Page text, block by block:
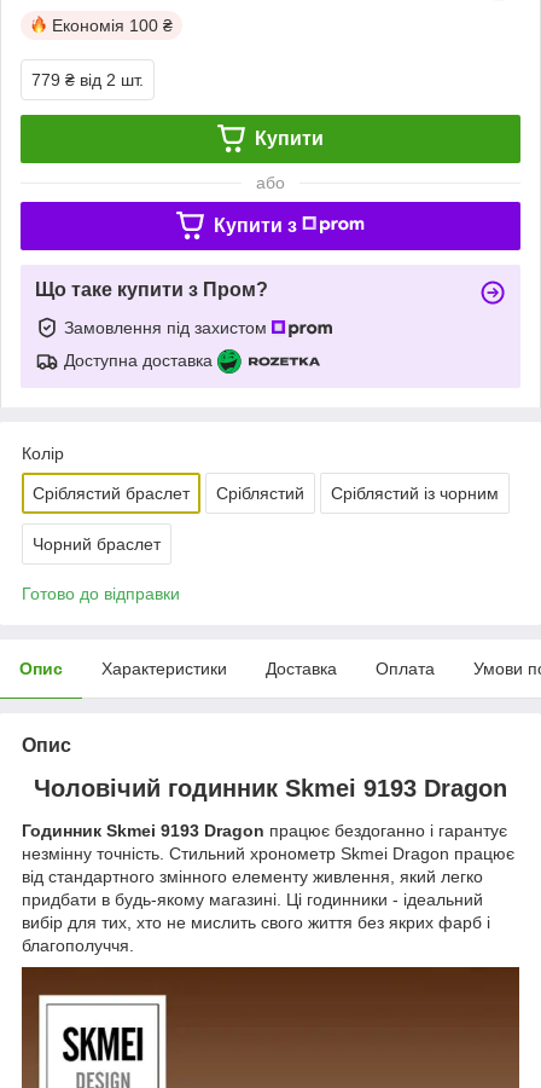
Економія 100 ₴
779 ₴ від 2 шт.
Купити
або
Купити з
Що таке купити з Пром?
Замовлення під захистом
Доступна доставка
Колір
Сріблястий браслет Сріблястий Сріблястий із чорним
Чорний браслет
Готово до відправки
Опис Характеристики Доставка Оплата Умови
Опис
Чоловічий годинник Skmei 9193 Dragon
Годинник Skmei 9193 Dragon працює бездоганно і гарантує
незмінну точність. Стильний хронометр Skmei Dragon працює
від стандартного змінного елементу живлення, який легко
придбати в будь-якому магазині. Ці годинники - ідеальний
вибір для тих, хто не мислить свого життя без якрих фарб і
благополуччя.